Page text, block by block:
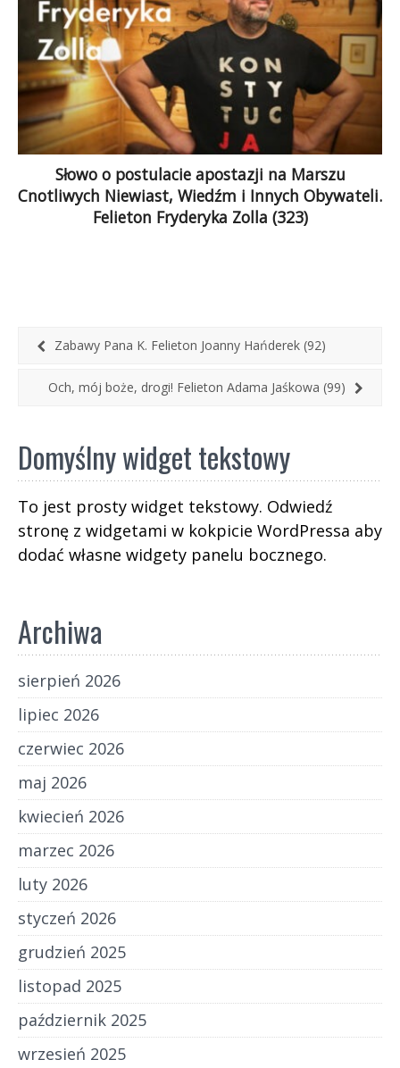
Słowo o postulacie apostazji na Marszu
Cnotliwych Niewiast, Wiedźm i Innych Obywateli.
Felieton Fryderyka Zolla (323)
którego przekonań, wiary czy identyfikacji nie
szukamy wspólnego mianownika, który pozwoli
i Kościoła odnaleźć się w demokratycznym,
praworządnym i europejskim państwie.
Zabawy Pana K. Felieton Joanny Hańderek (92)
Och, mój boże, drogi! Felieton Adama Jaśkowa (99)
Domyślny widget tekstowy
To jest prosty widget tekstowy. Odwiedź
stronę z widgetami w kokpicie WordPressa aby
dodać własne widgety panelu bocznego.
Archiwa
sierpień 2026
lipiec 2026
czerwiec 2026
maj 2026
kwiecień 2026
marzec 2026
luty 2026
styczeń 2026
grudzień 2025
listopad 2025
październik 2025
wrzesień 2025